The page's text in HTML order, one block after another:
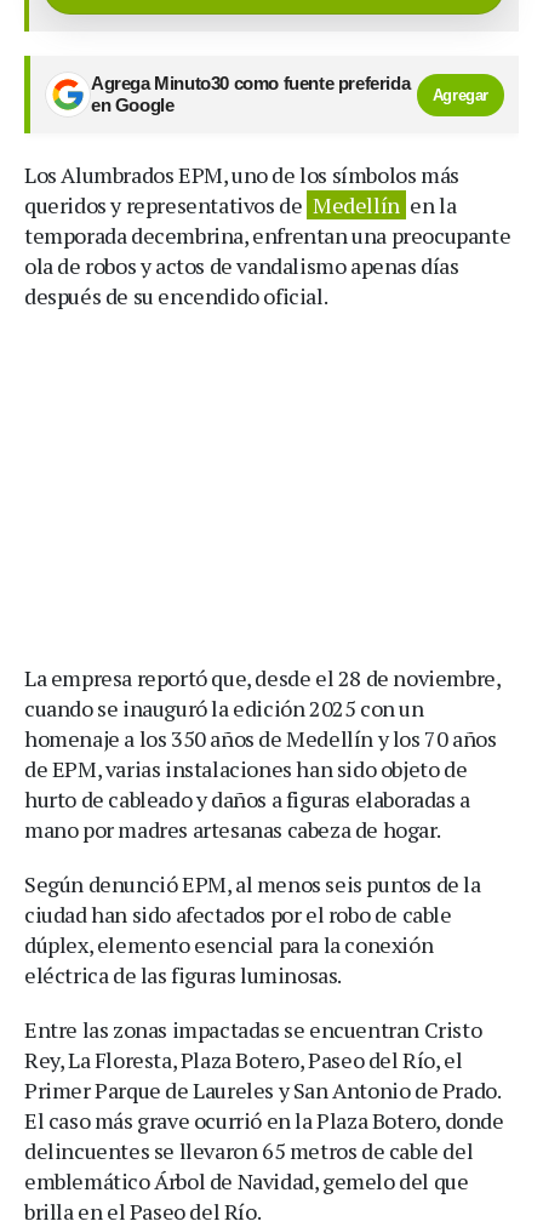
Agrega Minuto30 como fuente preferida
en Google
Agregar
Los Alumbrados EPM, uno de los símbolos más
queridos y representativos de Medellín en la
temporada decembrina, enfrentan una preocupante
ola de robos y actos de vandalismo apenas días
después de su encendido oficial.
La empresa reportó que, desde el 28 de noviembre,
cuando se inauguró la edición 2025 con un
homenaje a los 350 años de Medellín y los 70 años
de EPM, varias instalaciones han sido objeto de
hurto de cableado y daños a figuras elaboradas a
mano por madres artesanas cabeza de hogar.
Según denunció EPM, al menos seis puntos de la
ciudad han sido afectados por el robo de cable
dúplex, elemento esencial para la conexión
eléctrica de las figuras luminosas.
Entre las zonas impactadas se encuentran Cristo
Rey, La Floresta, Plaza Botero, Paseo del Río, el
Primer Parque de Laureles y San Antonio de Prado.
El caso más grave ocurrió en la Plaza Botero, donde
delincuentes se llevaron 65 metros de cable del
emblemático Árbol de Navidad, gemelo del que
brilla en el Paseo del Río.